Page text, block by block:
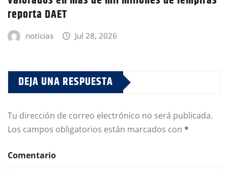
reporta DAET
noticias Jul 28, 2026
DEJA UNA RESPUESTA
Tu dirección de correo electrónico no será publicada.
Los campos obligatorios están marcados con *
Comentario